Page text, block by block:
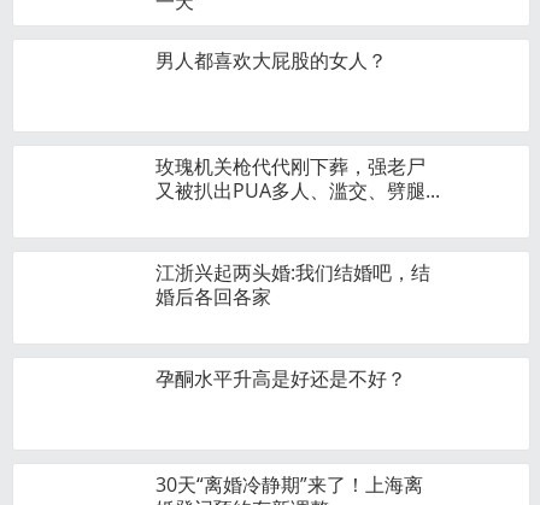
男人都喜欢大屁股的女人？
玫瑰机关枪代代刚下葬，强老尸
又被扒出PUA多人、滥交、劈腿...
江浙兴起两头婚:我们结婚吧，结
婚后各回各家
孕酮水平升高是好还是不好？
30天“离婚冷静期”来了！上海离